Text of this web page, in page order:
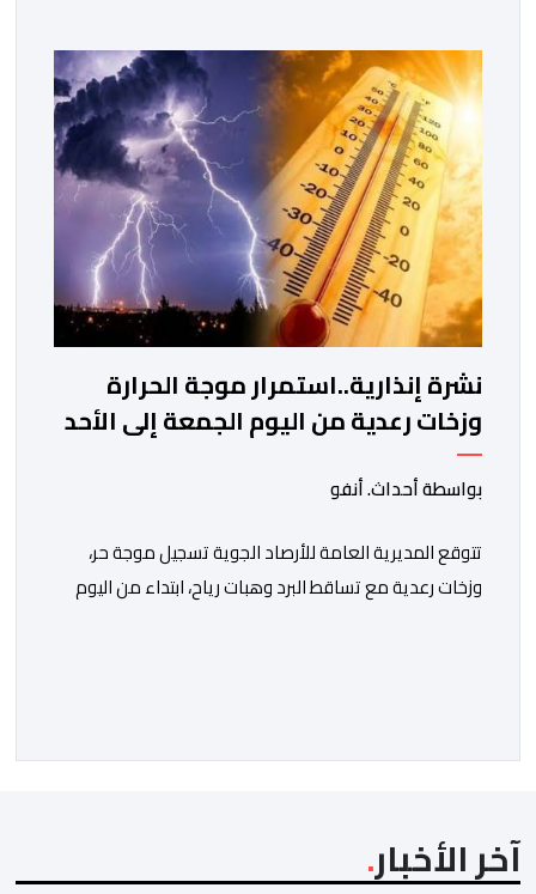
لوزارة الأوقاف والشؤون الإسلامية بحي حسان بالرباط،
وذلك للمطالبة بتسوية هذا الملف الذي ظل عالقا لسنوات
طويلة وأثار استياء واسعا في صفوف أبناء […]
نشرة إنذارية..استمرار موجة الحرارة
وزخات رعدية من اليوم الجمعة إلى الأحد
بواسطة أحداث. أنفو
تتوقع المديرية العامة للأرصاد الجوية تسجيل موجة حر،
وزخات رعدية مع تساقط البرد وهبات رياح، ابتداء من اليوم
آخر الأخبار